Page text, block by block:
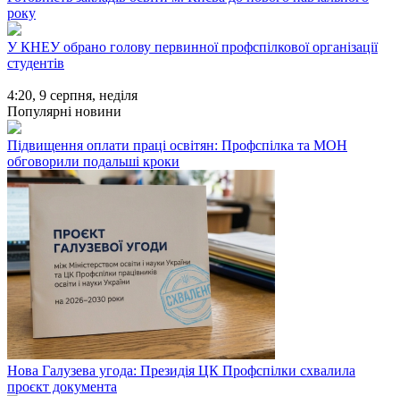
року
У КНЕУ обрано голову первинної профспілкової організації
студентів
4:20, 9 серпня, неділя
Популярні новини
Підвищення оплати праці освітян: Профспілка та МОН
обговорили подальші кроки
Нова Галузева угода: Президія ЦК Профспілки схвалила
проєкт документа